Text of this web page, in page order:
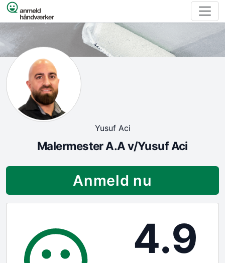
Spring til indhold
Yusuf Aci
Malermester A.A v/Yusuf Aci
Anmeld nu
4.9